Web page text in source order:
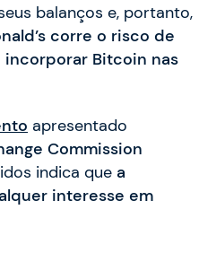
balanços e, portanto,
corre o risco de
incorporar Bitcoin nas
apresentado
Commission
indica que a
interesse em